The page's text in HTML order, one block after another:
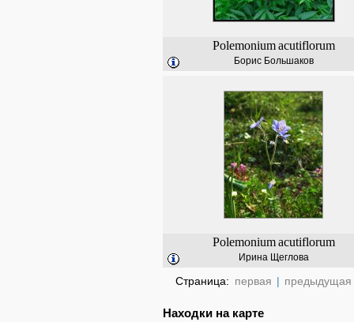
Polemonium acutiflorum
Борис Большаков
Polemonium acutiflorum
Ирина Щеглова
Страница: первая | предыдущая
Находки на карте